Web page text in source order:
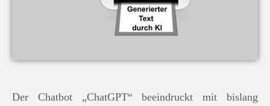
Der Chatbot „ChatGPT“ beeindruckt mit bislang